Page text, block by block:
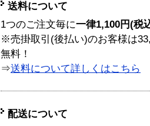
送料について
1つのご注文毎に一律1,100円(税
※売掛取引(後払い)のお客様は
無料！
⇒送料について詳しくはこちら
配送について